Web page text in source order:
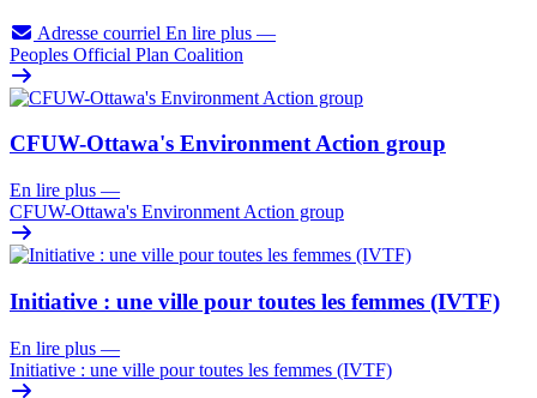
Adresse courriel En lire plus —
Peoples Official Plan Coalition
CFUW-Ottawa's Environment Action group
En lire plus —
CFUW-Ottawa's Environment Action group
Initiative : une ville pour toutes les femmes (IVTF)
En lire plus —
Initiative : une ville pour toutes les femmes (IVTF)